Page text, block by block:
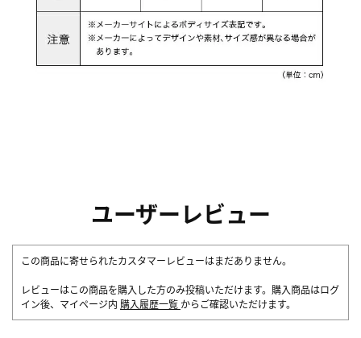
ユーザーレビュー
この商品に寄せられたカスタマーレビューはまだありません。
レビューはこの商品を購入した方のみ投稿いただけます。購入商品はログ
イン後、マイページ内 購入履歴一覧 からご確認いただけます。